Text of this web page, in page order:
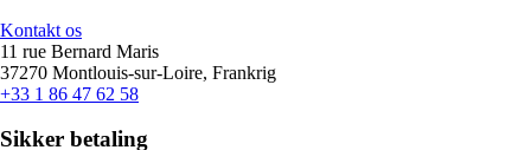
Kontakt os
11 rue Bernard Maris
37270 Montlouis-sur-Loire, Frankrig
+33 1 86 47 62 58
Sikker betaling